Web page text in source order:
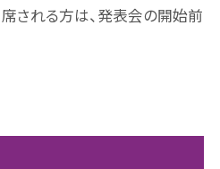
される方は、発表会の開始前